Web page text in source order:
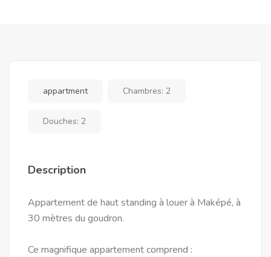
appartment Chambres: 2
Douches: 2
Description
Appartement de haut standing à louer à Maképé, à
30 mètres du goudron.
Ce magnifique appartement comprend :